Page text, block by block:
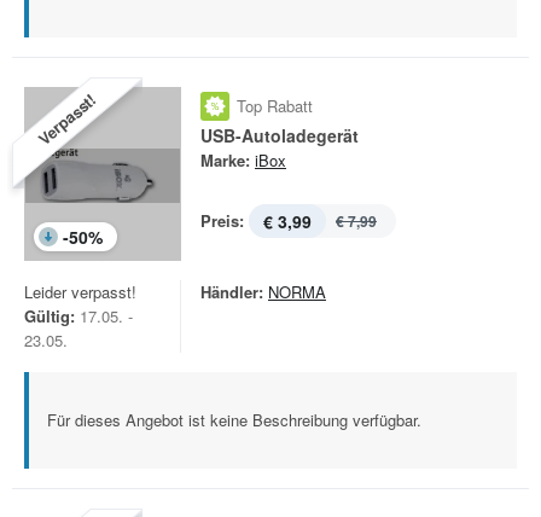
Verpasst!
-50%
Top Rabatt
USB-Autoladegerät
Marke: iBox
Preis: € 3,99 € 7,99
Leider verpasst!
Gültig: 17.05. -
23.05.
Händler: NORMA
Für dieses Angebot ist keine Beschreibung verfügbar.